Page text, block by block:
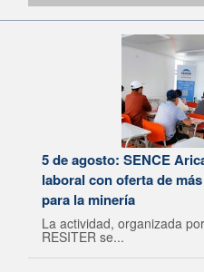
5 de agosto: SENCE
laboral con oferta de
para la minería
La actividad, organizada
RESITER se...